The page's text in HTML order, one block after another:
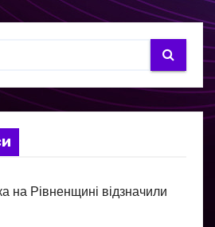
на Рівненщині відзначили